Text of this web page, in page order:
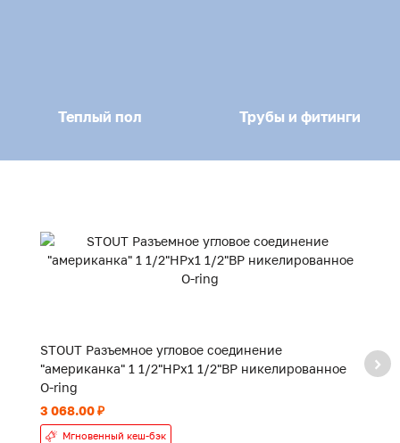
Теплый пол Трубы и фитинги
STOUT Разъемное угловое соединение
"американка" 1 1/2"НРx1 1/2"ВР никелированное
O-ring
3 068.00 ₽
Мгновенный кеш-бэк